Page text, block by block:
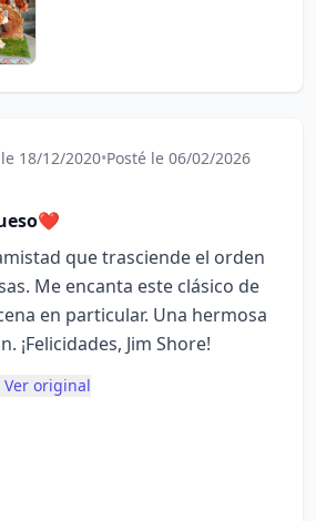
18/12/2020•Posté le 06/02/2026
que trasciende el orden
Me encanta este clásico de
en particular. Una hermosa
¡Felicidades, Jim Shore!
Ver original